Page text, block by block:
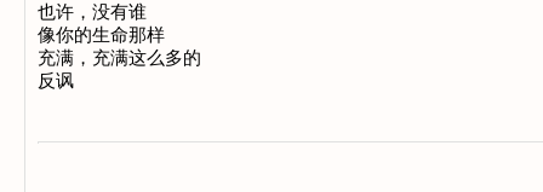
也许，没有谁
像你的生命那样
充满，充满这么多的